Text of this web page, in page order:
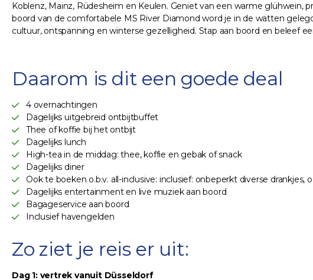
Koblenz, Mainz, Rüdesheim en Keulen. Geniet van een warme glühwein,
boord van de comfortabele MS River Diamond word je in de watten
cultuur, ontspanning en winterse gezelligheid. Stap aan boord en beleef
Daarom is dit een goede deal
4 overnachtingen
Dagelijks uitgebreid ontbijtbuffet
Thee of koffie bij het ontbijt
Dagelijks lunch
High-tea in de middag: thee, koffie en gebak of snack
Dagelijks diner
Ook te boeken o.b.v. all-inclusive: inclusief: onbeperkt diverse drankjes,
Dagelijks entertainment en live muziek aan boord
Bagageservice aan boord
Inclusief havengelden
Zo ziet je reis er uit:
Dag 1: vertrek vanuit Düsseldorf